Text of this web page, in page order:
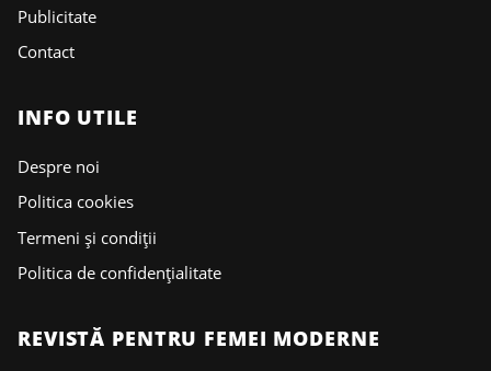
Publicitate
Contact
INFO UTILE
Despre noi
Politica cookies
Termeni și condiții
Politica de confidențialitate
REVISTĂ PENTRU FEMEI MODERNE